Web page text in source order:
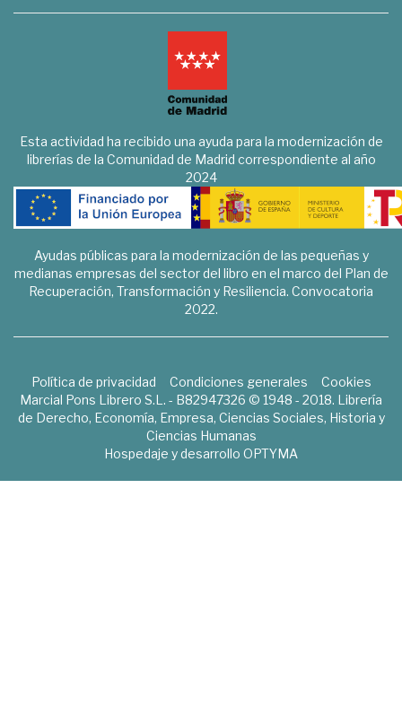
Esta actividad ha recibido una ayuda para la modernización de
librerías de la Comunidad de Madrid correspondiente al año
2024
Ayudas públicas para la modernización de las pequeñas y
medianas empresas del sector del libro en el marco del Plan de
Recuperación, Transformación y Resiliencia. Convocatoria
2022.
Política de privacidad Condiciones generales
Cookies
Marcial Pons Librero S.L. - B82947326 © 1948 - 2018. Librería
de Derecho, Economía, Empresa, Ciencias Sociales, Historia y
Ciencias Humanas
Hospedaje y desarrollo OPTYMA